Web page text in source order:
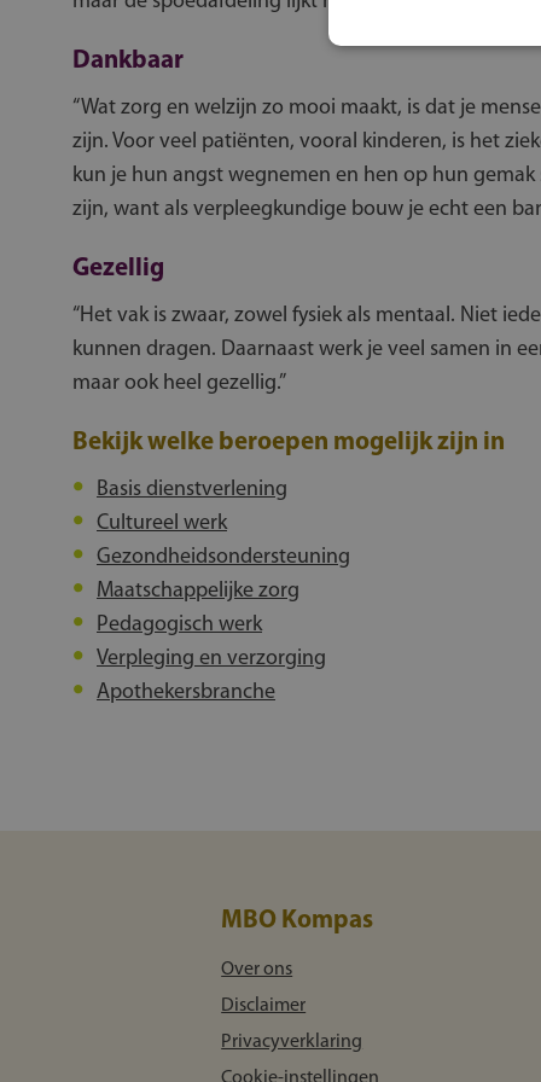
Dankbaar
“Wat zorg en welzijn zo mooi maakt, is dat je
zijn. Voor veel patiënten, vooral kinderen, is het
kun je hun angst wegnemen en hen op hun
zijn, want als verpleegkundige bouw je echt een
Gezellig
“Het vak is zwaar, zowel fysiek als mentaal. Niet
kunnen dragen. Daarnaast werk je veel samen in
maar ook heel gezellig.”
Bekijk welke beroepen mogelijk zijn in
Basis dienstverlening
Cultureel werk
Gezondheidsondersteuning
Maatschappelijke zorg
Pedagogisch werk
Verpleging en verzorging
Apothekersbranche
MBO Kompas
Over ons
Disclaimer
Privacyverklaring